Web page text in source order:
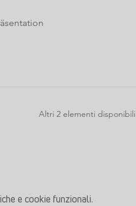
Altri 2 elementi disponibili
e cookie funzionali.